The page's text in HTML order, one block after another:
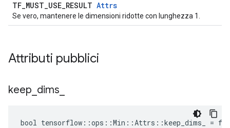
TF_MUST_USE_RESULT Attrs
Se vero, mantenere le dimensioni ridotte con lunghezza 1.
Attributi pubblici
keep dims
bool tensorflow::ops::Min::Attrs::keep_dims_ =